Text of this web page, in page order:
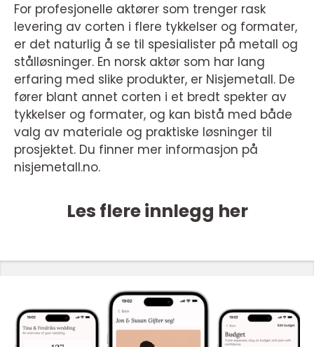
For profesjonelle aktører som trenger rask
levering av corten i flere tykkelser og formater,
er det naturlig å se til spesialister på metall og
stålløsninger. En norsk aktør som har lang
erfaring med slike produkter, er Nisjemetall. De
fører blant annet corten i et bredt spekter av
tykkelser og formater, og kan bistå med både
valg av materiale og praktiske løsninger til
prosjektet. Du finner mer informasjon på
nisjemetall.no.
Les flere innlegg her